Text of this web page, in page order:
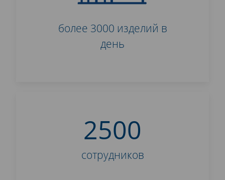
более 3000 изделий в
день
2500
сотрудников